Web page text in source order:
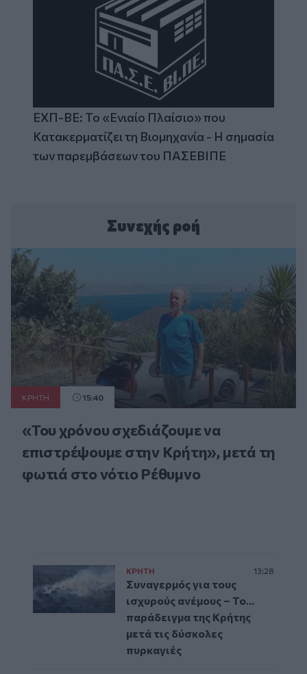
ΕΧΠ-ΒΕ: Το «Ενιαίο Πλαίσιο» που
Κατακερματίζει τη Βιομηχανία - Η σημασία
των παρεμβάσεων του ΠΑΣΕΒΙΠΕ
Συνεχής ροή
ΚΡΗΤΗ 15:40
«Του χρόνου σχεδιάζουμε να
επιστρέψουμε στην Κρήτη», μετά τη
φωτιά στο νότιο Ρέθυμνο
ΚΡΗΤΗ 13:28
Συναγερμός για τους
ισχυρούς ανέμους – Το...
παράδειγμα της Κρήτης
μετά τις δύσκολες
πυρκαγιές